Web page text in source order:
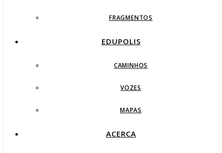
FRAGMENTOS
EDUPOLIS
CAMINHOS
VOZES
MAPAS
ACERCA